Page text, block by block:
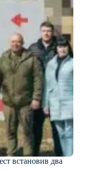
встановив два